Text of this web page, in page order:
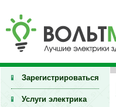
Зарегистрироваться
Услуги электрика